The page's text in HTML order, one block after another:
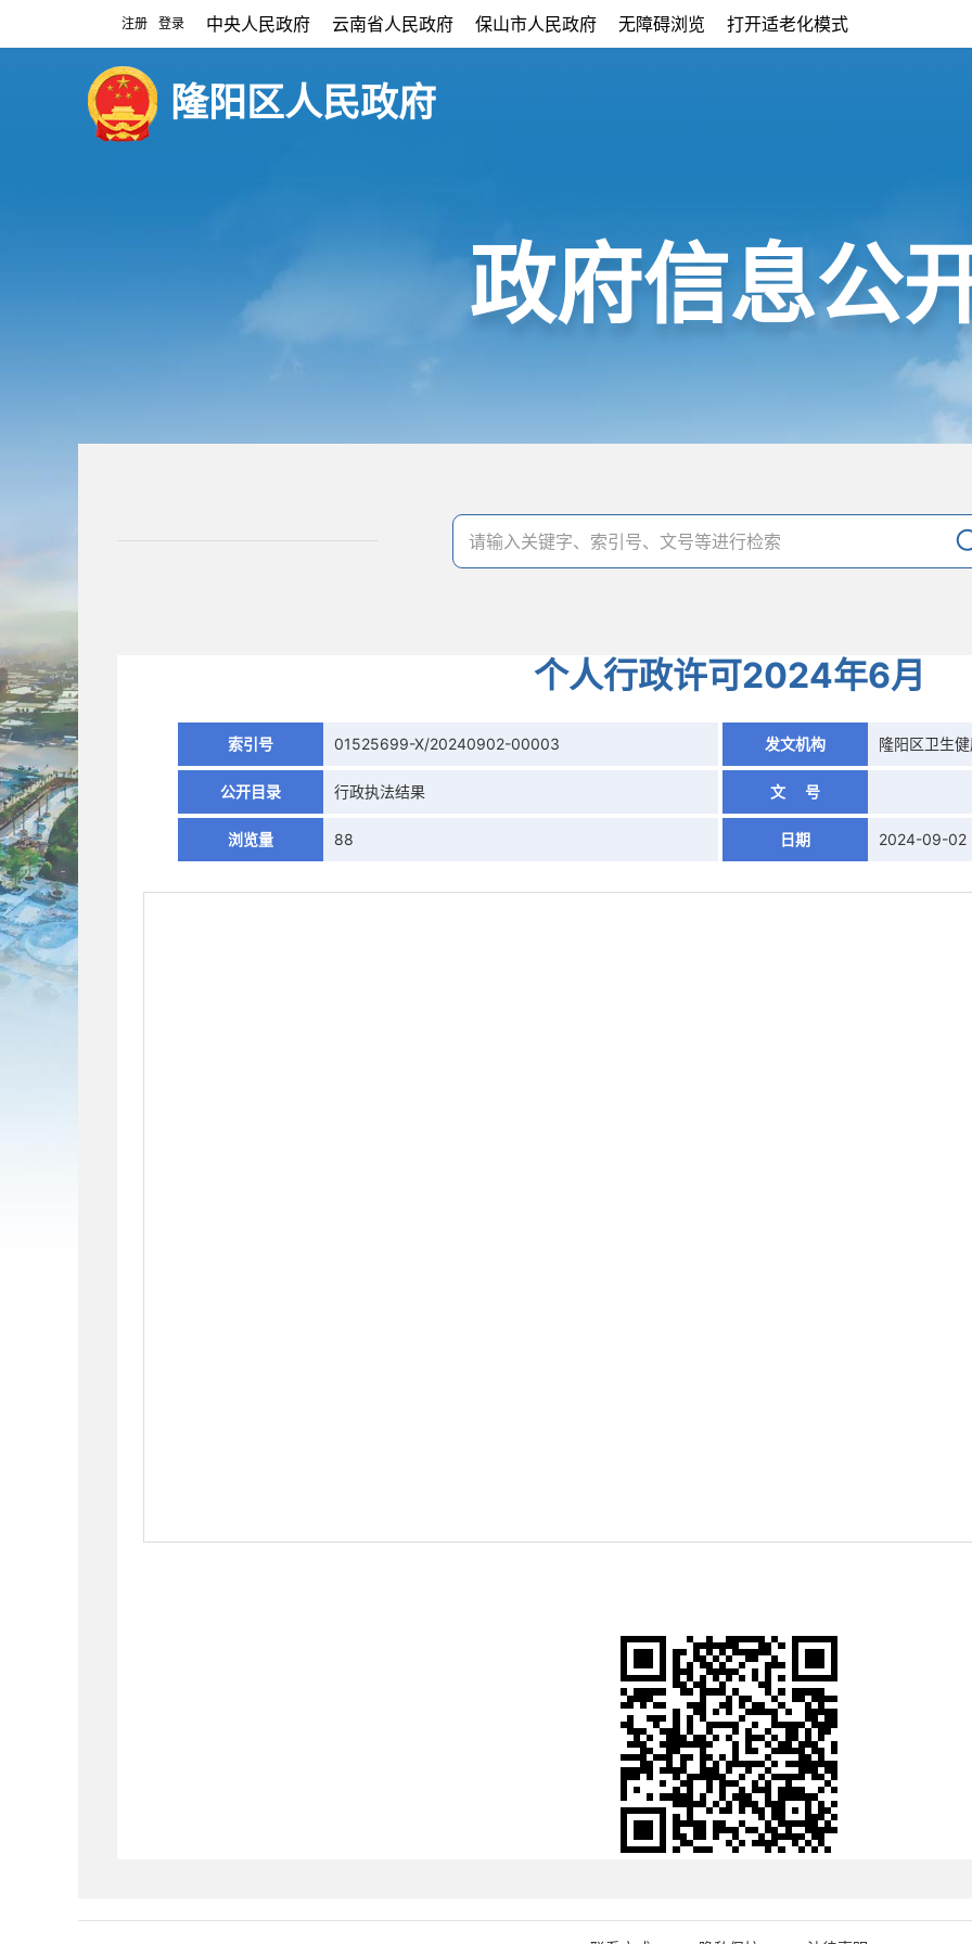
注册 登录 中央人民政府 云南省人民政府 保山市人民政府 无障碍浏览 打开适老化模式
隆阳区人民政府
政府信息公
个人行政许可2024年6月
索引号 01525699-X/20240902-00003 发文机构 隆阳区卫生
公开目录 行政执法结果 文 号
浏览量 88 日期 2024-09-02